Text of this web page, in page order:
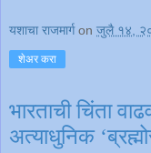
यशाचा राजमार्ग on जुलै १४,
शेअर करा
भारताची चिंता
अत्याधुनिक